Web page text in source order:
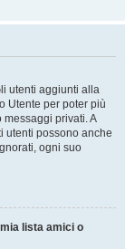
utenti aggiunti alla
Utente per poter più
privati. A
utenti possono anche
ogni suo
lista amici o